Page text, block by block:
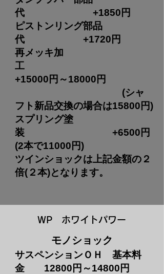
代 +1850円
​ピストンリング部品
代 +1720円
再メッキ加
工
+15000円～18000円
(シャ
フト新品交換の場合は15800円)
スプリング塗
装 +6500円
(2本で11000円)​
ツインショックは上記金額の２
倍(２本)となります。
​WP ホワイトパワー
​モノショック
サスペンションＯＨ 基本料
金 12800円～14800円